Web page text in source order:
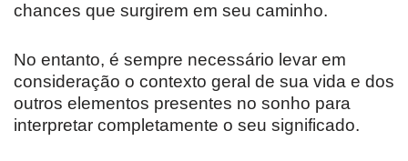
chances que surgirem em seu caminho.
No entanto, é sempre necessário levar em
consideração o contexto geral de sua vida e dos
outros elementos presentes no sonho para
interpretar completamente o seu significado.